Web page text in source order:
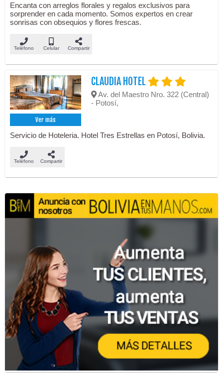
Encanta con arreglos florales y regalos exclusivos para
sorprender en cada momento. Somos expertos en crear
sonrisas con obsequios y flores frescas.
Teléfono Celular Compartir
Ver más
CLAUDIA HOTEL
Av. del Maestro Nro. 322 (Central)
- Potosí,
Servicio de Hoteleria. Hotel Tres Estrellas en Potosí, Bolivia.
Teléfono Compartir